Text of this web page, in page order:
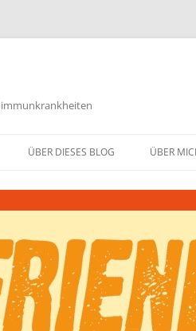
ÜBER DIESES BLOG ÜBER